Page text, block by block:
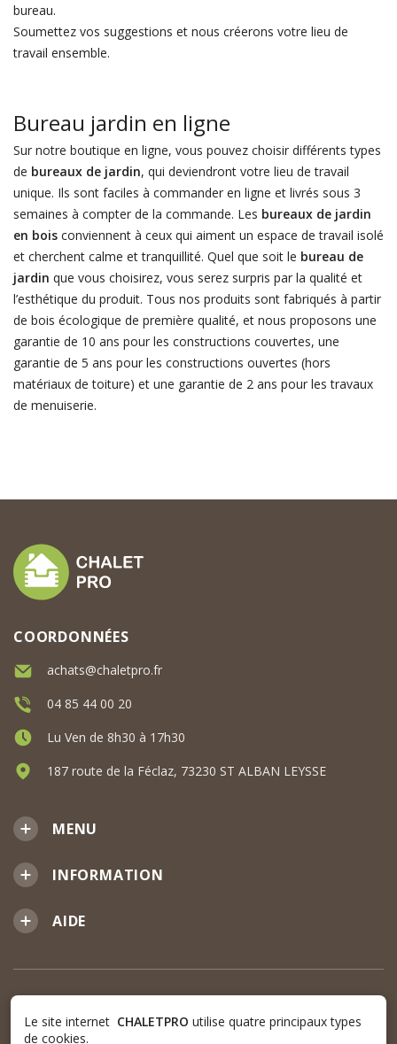
bureau.
Soumettez vos suggestions et nous créerons votre lieu de
travail ensemble.
Bureau jardin en ligne
Sur notre boutique en ligne, vous pouvez choisir différents types
de bureaux de jardin, qui deviendront votre lieu de travail
unique. Ils sont faciles à commander en ligne et livrés sous 3
semaines à compter de la commande. Les bureaux de jardin
en bois conviennent à ceux qui aiment un espace de travail isolé
et cherchent calme et tranquillité. Quel que soit le bureau de
jardin que vous choisirez, vous serez surpris par la qualité et
l’esthétique du produit. Tous nos produits sont fabriqués à partir
de bois écologique de première qualité, et nous proposons une
garantie de 10 ans pour les constructions couvertes, une
garantie de 5 ans pour les constructions ouvertes (hors
matériaux de toiture) et une garantie de 2 ans pour les travaux
de menuiserie.
MENU
INFORMATION
AIDE
COORDONNÉES
achats@chaletpro.fr
04 85 44 00 20
Lu Ven de 8h30 à 17h30
187 route de la Féclaz, 73230 ST ALBAN LEYSSE
Le site internet CHALETPRO utilise quatre principaux types
de cookies.